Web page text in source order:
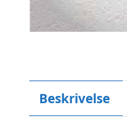
Beskrivelse